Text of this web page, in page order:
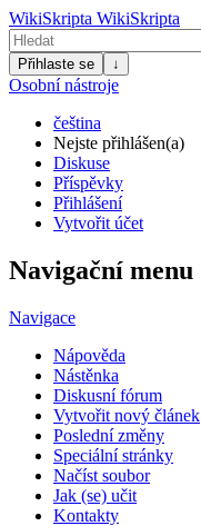
WikiSkripta WikiSkripta
Přihlaste se ↓
Osobní nástroje
čeština
Nejste přihlášen(a)
Diskuse
Příspěvky
Přihlášení
Vytvořit účet
Navigační menu
Navigace
Nápověda
Nástěnka
Diskusní fórum
Vytvořit nový článek
Poslední změny
Speciální stránky
Načíst soubor
Jak (se) učit
Kontakty